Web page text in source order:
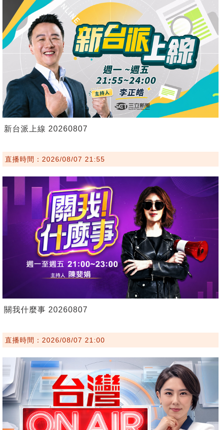
新台派上線 20260807
直播時間：2026/08/07 21:55
關我什麼事 20260807
直播時間：2026/08/07 21:00